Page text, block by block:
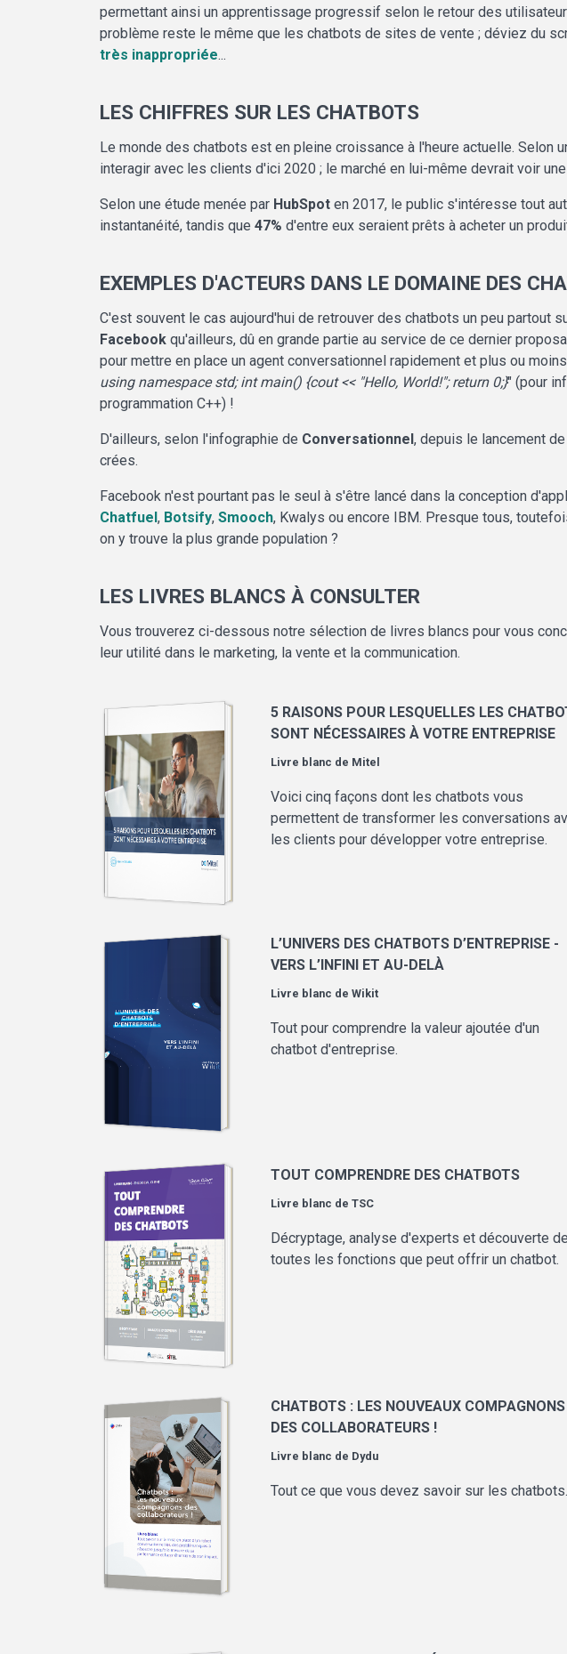
permettant ainsi un apprentissage progressif selon le retour des
problème reste le même que les chatbots de sites de vente ; déviez du
très inappropriée...
LES CHIFFRES SUR LES CHATBOTS
Le monde des chatbots est en pleine croissance à l'heure actuelle. Selon
interagir avec les clients d'ici 2020 ; le marché en lui-même devrait voir
Selon une étude menée par HubSpot en 2017, le public s'intéresse tout
instantanéité, tandis que 47% d'entre eux seraient prêts à acheter un
EXEMPLES D'ACTEURS DANS LE DOMAINE DES
C'est souvent le cas aujourd'hui de retrouver des chatbots un peu
Facebook qu'ailleurs, dû en grande partie au service de ce dernier
pour mettre en place un agent conversationnel rapidement et plus ou
using namespace std; int main() {cout << "Hello, World!"; return 0;}" (pour
programmation C++) !
D'ailleurs, selon l'infographie de Conversationnel, depuis le lancement
crées.
Facebook n'est pourtant pas le seul à s'être lancé dans la conception
Chatfuel, Botsify, Smooch, Kwalys ou encore IBM. Presque tous,
on y trouve la plus grande population ?
LES LIVRES BLANCS À CONSULTER
Vous trouverez ci-dessous notre sélection de livres blancs pour vous
leur utilité dans le marketing, la vente et la communication.
5 RAISONS POUR LESQUELLES LES
SONT NÉCESSAIRES À VOTRE ENTREPRISE
Livre blanc de Mitel
Voici cinq façons dont les chatbots vous
permettent de transformer les conversations
les clients pour développer votre entreprise.
L’UNIVERS DES CHATBOTS D’ENTREPRISE -
VERS L’INFINI ET AU-DELÀ
Livre blanc de Wikit
Tout pour comprendre la valeur ajoutée d'un
chatbot d'entreprise.
TOUT COMPRENDRE DES CHATBOTS
Livre blanc de TSC
Décryptage, analyse d'experts et découverte de
toutes les fonctions que peut offrir un chatbot.
CHATBOTS : LES NOUVEAUX COMPAGNONS
DES COLLABORATEURS !
Livre blanc de Dydu
Tout ce que vous devez savoir sur les chatbots.